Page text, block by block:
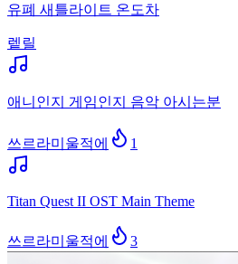
유폐 새틀라이트 온도차
렡릴
애니인지 게임인지 음악 아시는분
쓰르라미울적에 1
Titan Quest II OST Main Theme
쓰르라미울적에 3